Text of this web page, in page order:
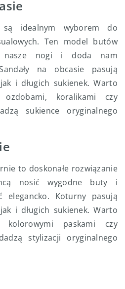
są idealnym wyborem do
Ten model butów
nasze nogi i doda nam
na obcasie pasują
i długich sukienek. Warto
koralikami czy
sukience oryginalnego
to doskonałe rozwiązanie
nosić wygodne buty i
elegancko. Koturny pasują
i długich sukienek. Warto
paskami czy
stylizacji oryginalnego